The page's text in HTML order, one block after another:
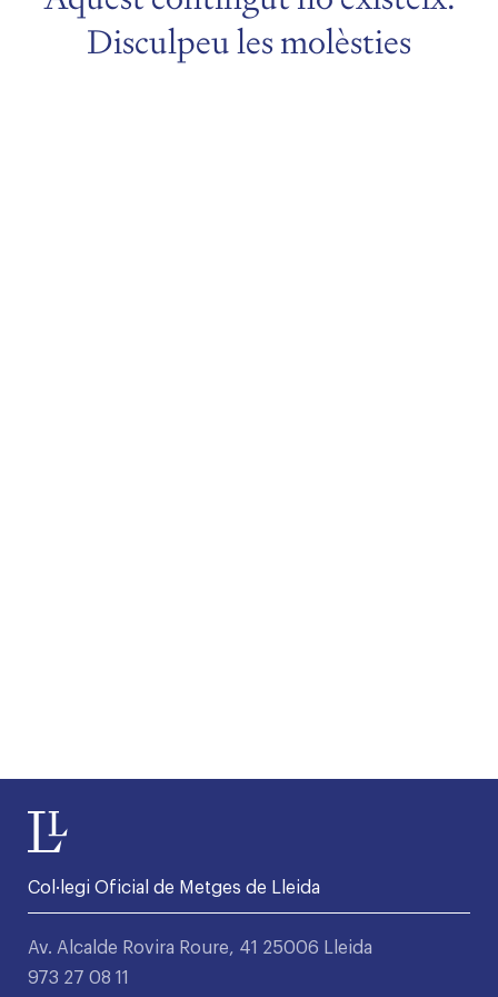
Disculpeu les molèsties
Col·legi Oficial de Metges de Lleida
Av. Alcalde Rovira Roure, 41 25006 Lleida
973 27 08 11